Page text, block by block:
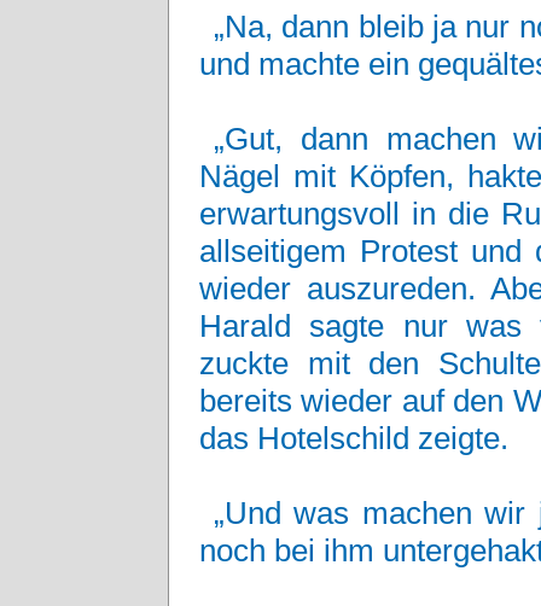
„Na, dann bleib ja nur
und machte ein
„Gut, dann machen
Nägel mit Köpfen,
erwartungsvoll in die
allseitigem Protest und
wieder auszureden.
Harald sagte nur was
zuckte mit den
bereits wieder auf den
das Hotelschild zeigte.
„Und was machen
noch bei ihm